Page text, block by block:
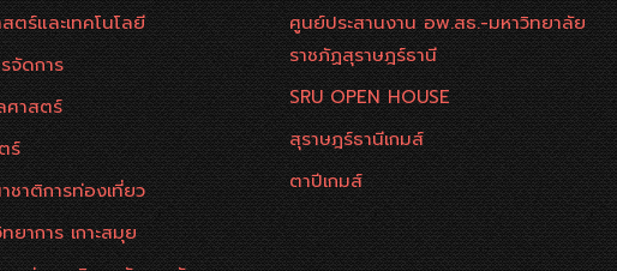
ตร์และเทคโนโลยี
จัดการ
ศาสตร์
ร์
ชาติการท่องเที่ยว
ยาการ เกาะสมุย
ศูนย์ประสานงาน อพ.สธ.-มหาวิทยาลัย
ราชภัฏสุราษฎร์ธานี
SRU OPEN HOUSE
สุราษฎร์ธานีเกมส์
ตาปีเกมส์